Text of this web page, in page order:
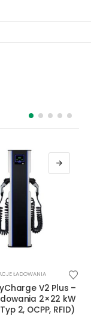
ŁADOWANIA
V2 Plus –
2×22 kW
2, OCPP, RFID)